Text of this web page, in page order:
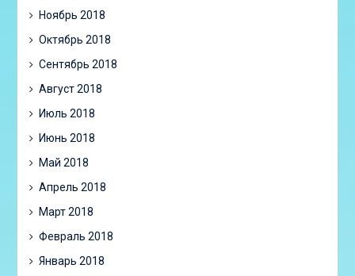
Ноябрь 2018
Октябрь 2018
Сентябрь 2018
Август 2018
Июль 2018
Июнь 2018
Май 2018
Апрель 2018
Март 2018
Февраль 2018
Январь 2018